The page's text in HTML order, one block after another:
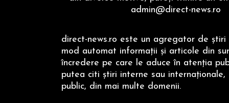
admin@direct-news.ro
direct-news.ro este un agregator de ştiri
mod automat informaţii şi articole din
încredere pe care le aduce în atenţia
putea citi ştiri interne sau internaţionale,
public, din mai multe domenii.